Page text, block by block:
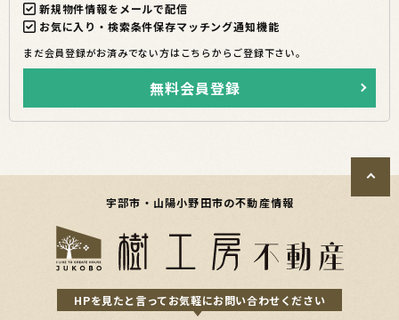
新規物件情報をメールで配信
お気に入り・検索条件保存マッチング通知機能
まだ会員登録がお済みでない方はこちらからご登録下さい。
無料会員登録
宇部市・山陽小野田市の不動産情報
HPを見たと言ってお気軽にお問い合わせください